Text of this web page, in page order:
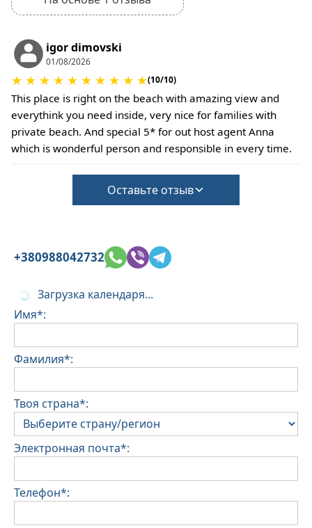
igor dimovski
01/08/2026
★ ★ ★ ★ ★ ★ ★ ★ ★ ★(10/10)
This place is right on the beach with amazing view and
everythink you need inside, very nice for families with
private beach. And special 5* for out host agent Anna
which is wonderful person and responsible in every time.
Оставьте отзыв
+380988042732
Загрузка календаря...
Имя*:
Фамилия*:
Твоя страна*:
Электронная почта*:
Телефон*: